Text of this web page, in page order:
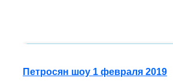
Петросян шоу 1 февраля 2019